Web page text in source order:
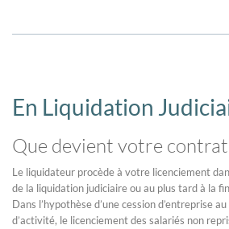
En Liquidation
Que devient votre
Le liquidateur procède à votre licenciement
de la liquidation judiciaire ou au plus tard à la
Dans l’hypothèse d’une cession d’entreprise
d’activité, le licenciement des salariés non